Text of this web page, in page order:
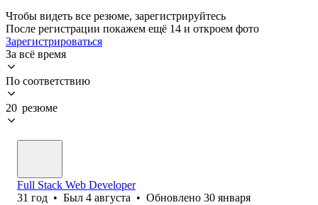
Чтобы видеть все резюме, зарегистрируйтесь
После регистрации покажем ещё 14 и откроем фото
Зарегистрироваться
За всё время
По соответствию
20 резюме
Full Stack Web Developer
31 год • Был 4 августа • Обновлено 30 января